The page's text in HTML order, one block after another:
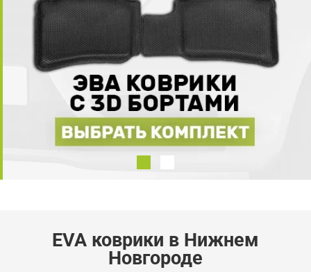
EVA коврики в Нижнем
Новгороде